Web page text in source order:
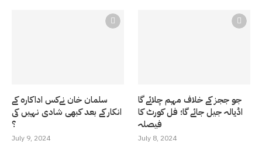
سلمان خان نےکس اداکارہ کے
انکار کے بعد کبھی شادی نہیں کی
؟
July 9, 2024
جو ججز کے خلاف مہم چلائے گا
اڈیالہ جیل جائے گا؛ فل کورٹ کا
فیصلہ
July 8, 2024